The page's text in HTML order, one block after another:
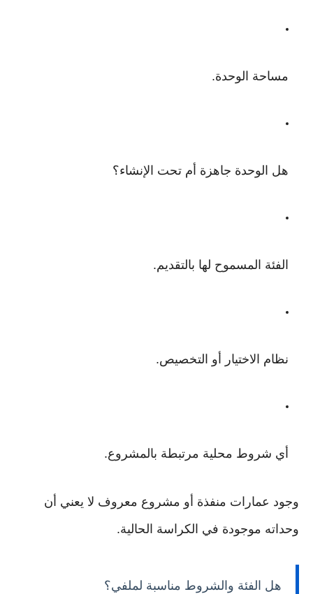
مساحة الوحدة.
هل الوحدة جاهزة أم تحت الإنشاء؟
الفئة المسموح لها بالتقديم.
نظام الاختيار أو التخصيص.
أي شروط محلية مرتبطة بالمشروع.
وجود عمارات منفذة أو مشروع معروف لا يعني أن
وحداته موجودة في الكراسة الحالية.
هل الفئة والشروط مناسبة لملفي؟